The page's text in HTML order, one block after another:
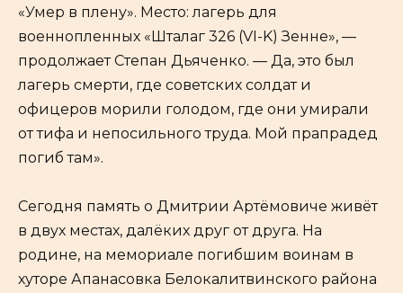
«Умер в плену». Место: лагерь для
военнопленных «Шталаг 326 (VI-K) Зенне», —
продолжает Степан Дьяченко. — Да, это был
лагерь смерти, где советских солдат и
офицеров морили голодом, где они умирали
от тифа и непосильного труда. Мой прапрадед
погиб там».
Сегодня память о Дмитрии Артёмовиче живёт
в двух местах, далёких друг от друга. На
родине, на мемориале погибшим воинам в
хуторе Апанасовка Белокалитвинского района